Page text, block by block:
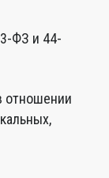
ФЗ и 44-
отношении